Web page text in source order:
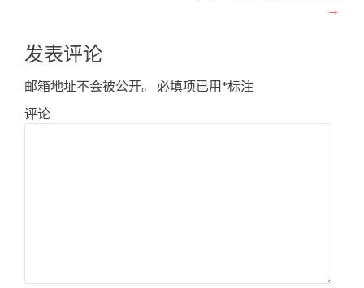
→
发表评论
邮箱地址不会被公开。 必填项已用*标注
评论